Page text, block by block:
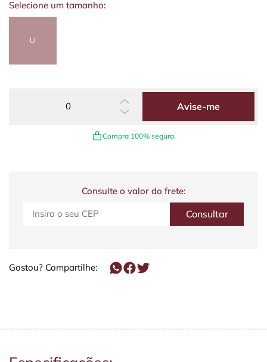
Selecione um tamanho:
U
Avise-me
Compra 100% segura.
Consulte o valor do frete:
Gostou? Compartilhe: